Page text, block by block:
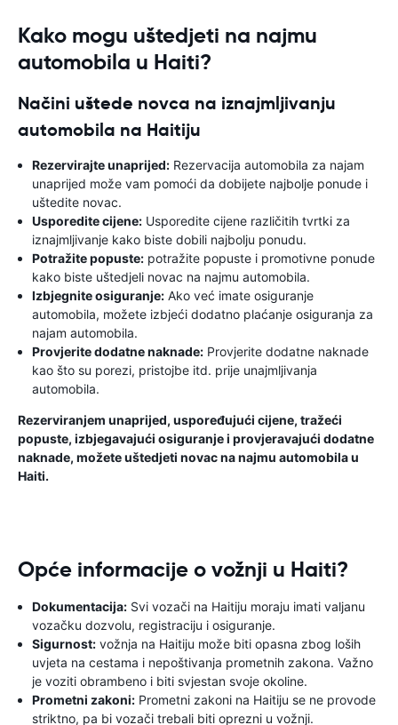
Kako mogu uštedjeti na najmu
automobila u Haiti?
Načini uštede novca na iznajmljivanju
automobila na Haitiju
Rezervirajte unaprijed: Rezervacija automobila za najam
unaprijed može vam pomoći da dobijete najbolje ponude i
uštedite novac.
Usporedite cijene: Usporedite cijene različitih tvrtki za
iznajmljivanje kako biste dobili najbolju ponudu.
Potražite popuste: potražite popuste i promotivne ponude
kako biste uštedjeli novac na najmu automobila.
Izbjegnite osiguranje: Ako već imate osiguranje
automobila, možete izbjeći dodatno plaćanje osiguranja za
najam automobila.
Provjerite dodatne naknade: Provjerite dodatne naknade
kao što su porezi, pristojbe itd. prije unajmljivanja
automobila.
Rezerviranjem unaprijed, uspoređujući cijene, tražeći
popuste, izbjegavajući osiguranje i provjeravajući dodatne
naknade, možete uštedjeti novac na najmu automobila u
Haiti.
Opće informacije o vožnji u Haiti?
Dokumentacija: Svi vozači na Haitiju moraju imati valjanu
vozačku dozvolu, registraciju i osiguranje.
Sigurnost: vožnja na Haitiju može biti opasna zbog loših
uvjeta na cestama i nepoštivanja prometnih zakona. Važno
je voziti obrambeno i biti svjestan svoje okoline.
Prometni zakoni: Prometni zakoni na Haitiju se ne provode
striktno, pa bi vozači trebali biti oprezni u vožnji.